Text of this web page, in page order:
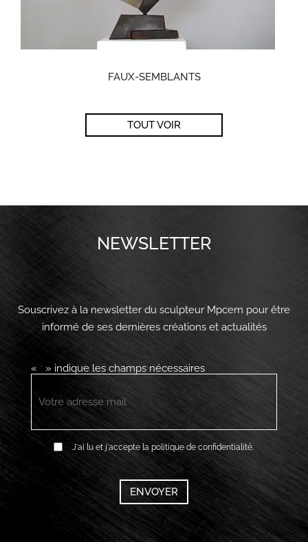
FAUX-SEMBLANTS
TOUT VOIR
NEWSLETTER
Souscrivez à la newsletter du sculpteur Mpcem pour être
informé de ses dernières créations et actualités
« *» indique les champs nécessaires
E-
RGPD J'ai lu et j'accepte la politique de confidentialité.
CAPTCHA